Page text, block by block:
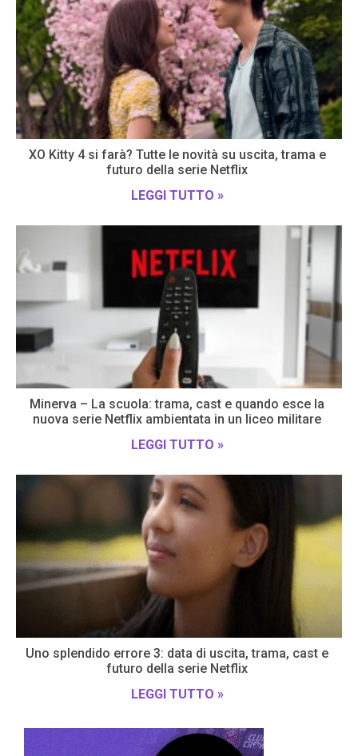
XO Kitty 4 si farà? Tutte le novità su uscita, trama e
futuro della serie Netflix
LEGGI TUTTO »
Minerva – La scuola: trama, cast e quando esce la
nuova serie Netflix ambientata in un liceo militare
LEGGI TUTTO »
Uno splendido errore 3: data di uscita, trama, cast e
futuro della serie Netflix
LEGGI TUTTO »